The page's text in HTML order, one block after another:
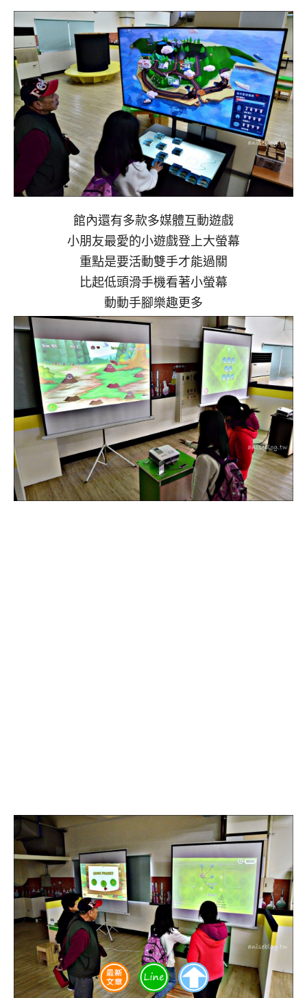
館內還有多款多媒體互動遊戲
小朋友最愛的小遊戲登上大螢幕
重點是要活動雙手才能過關
比起低頭滑手機看著小螢幕
動動手腳樂趣更多